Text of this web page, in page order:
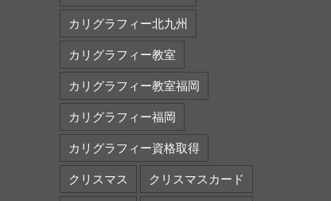
カリグラフィー北九州
カリグラフィー教室
カリグラフィー教室福岡
カリグラフィー福岡
カリグラフィー資格取得
クリスマス クリスマスカード